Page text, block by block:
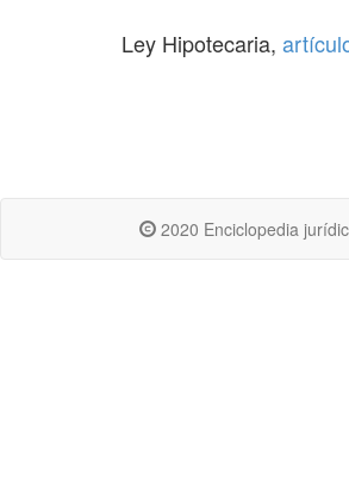
Ley Hipotecaria,
2020 Enciclopedia